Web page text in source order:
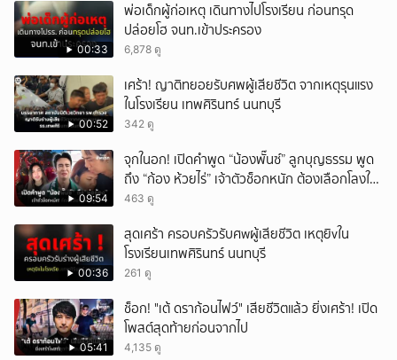
00:33
พ่อเด็กผู้ก่อเหตุ เดินทางไปโรงเรียน ก่อนทรุด
ปล่อยโฮ จนท.เข้าประครอง
6,878 ดู
00:52
เศร้า! ญาติทยอยรับศพผู้เสียชีวิต จากเหตุรุนแรง
ในโรงเรียน เทพศิรินทร์ นนทบุรี
342 ดู
09:54
จุกในอก! เปิดคำพูด “น้องพั๊นซ์” ลูกบุญธรรม พูด
ถึง “ก้อง ห้วยไร่” เจ้าตัวช็อกหนัก ต้องเลือกโลงให้
ลูก!
463 ดู
00:36
สุดเศร้า ครอบครัวรับศwผู้เสียชีวิต เหตุยิvใน
โรงเรียนเทพศิรินทร์ นนทบุรี
261 ดู
05:41
ช็อก! "เต้ ดราก้อนไฟว์" เสียชีวิตแล้ว ยิ่งเศร้า! เปิด
โพสต์สุดท้ายก่อนจากไป
4,135 ดู